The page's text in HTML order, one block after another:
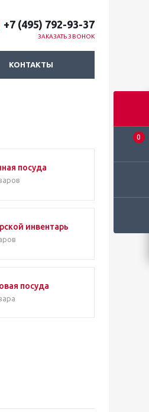
0
+7 (495) 792-93-37
ЗАКАЗАТЬ ЗВОНОК
КОНТАКТЫ
посуда
инвентарь
посуда